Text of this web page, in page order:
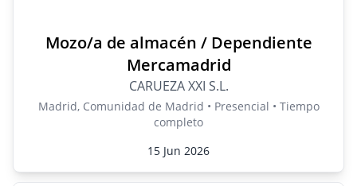
Mozo/a de almacén / Dependiente
Mercamadrid
CARUEZA XXI S.L.
Madrid, Comunidad de Madrid • Presencial • Tiempo
completo
15 Jun 2026